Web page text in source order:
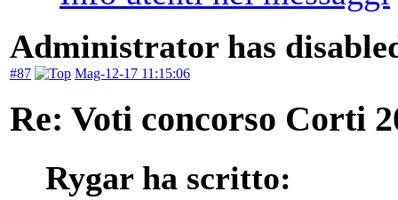
Administrator has
#87 Mag-12-17 11:15:06
Re: Voti concorso Corti
Rygar ha scritto: